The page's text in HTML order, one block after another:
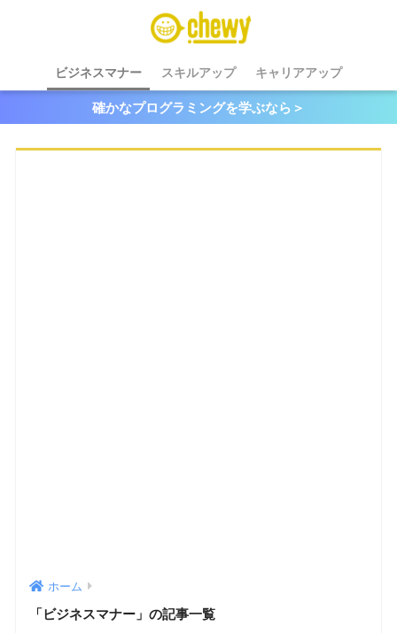
ビジネスマナー スキルアップ キャリアアップ
確かなプログラミングを学ぶなら＞
ホーム
「ビジネスマナー」の記事一覧